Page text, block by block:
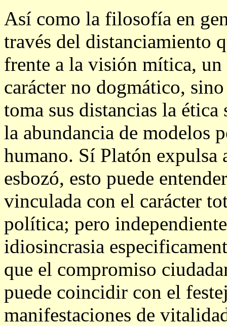
Así como la filosofía en
través del distanciamiento
frente a la visión mítica,
carácter no dogmático,
toma sus distancias la
la abundancia de modelos
humano. Sí Platón expulsa
esbozó, esto puede
vinculada con el carácter
política; pero
idiosincrasia
que el compromiso
puede coincidir con el
manifestaciones de